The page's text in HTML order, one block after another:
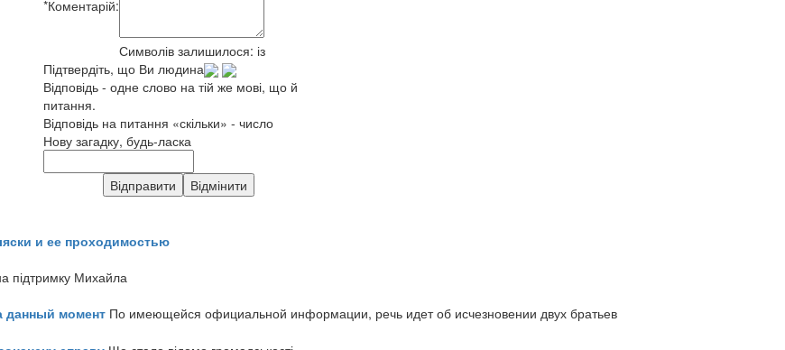
*Коментарій:
Символів залишилося: із
Підтвердіть, що Ви людина
Відповідь - одне слово на тій же мові, що й
питання.
Відповідь на питання «скільки» - число
Нову загадку, будь-ласка
и ее проходимостью
підтримку Михайла
данный момент По имеющейся официальной информации, речь идет об исчезновении двух братьев